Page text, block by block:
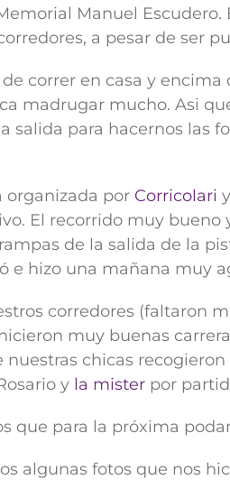
Manuel
a pesar de ser
correr en casa y
madrugar mucho. Asi
salida para hacernos las
organizada por Corricolari
El recorrido muy bueno
de la salida de la
e hizo una mañana muy
corredores (faltaron
muy buenas
nuestras chicas
y la mister por
que para la próxima
algunas fotos que nos